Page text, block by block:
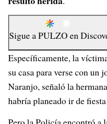
Sigue aPULZO en
Específicamente, la
su casa para verse con un
Naranjo, señaló la
habría planeado ir de